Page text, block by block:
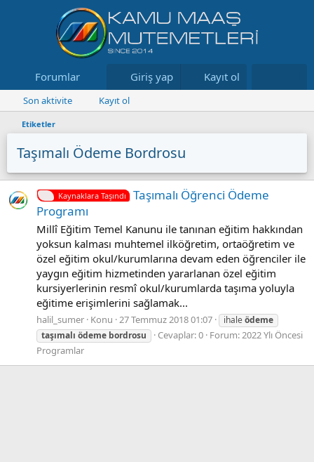
Forumlar Neler yeni Kaynaklar
Giriş yap Kayıt ol
Son aktivite Kayıt ol
Etiketler
Taşımalı Ödeme Bordrosu
Kaynaklara Taşındı
Taşımalı Öğrenci Ödeme
Programı
Millî Eğitim Temel Kanunu ile tanınan eğitim hakkından
yoksun kalması muhtemel ilköğretim, ortaöğretim ve
özel eğitim okul/kurumlarına devam eden öğrenciler ile
yaygın eğitim hizmetinden yararlanan özel eğitim
kursiyerlerinin resmî okul/kurumlarda taşıma yoluyla
eğitime erişimlerini sağlamak...
halil_sumer Konu 27 Temmuz 2018 01:07 ihaleödeme
taşımalı ödeme bordrosu Cevaplar: 0 Forum:2022 Ylı Öncesi
Programlar